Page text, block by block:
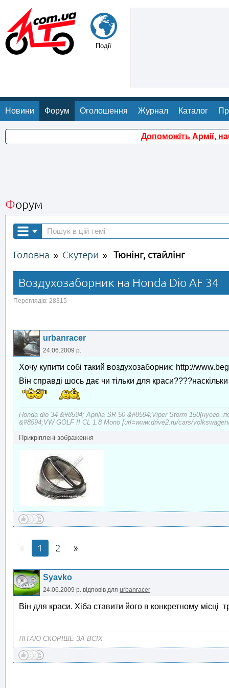
Події
Новини Форум Оголошення Журнал Каталог
Допоможіть Армії,
Форум
Головна » Скутери » Тюнінг, стайлінг
Воздухозаборник на Honda Dio AF 34
Переглядів: 28315
urbanracer
24.06.2009 р.
Хочу купити собі такий воздухозаборник: http://
Він справді шось дає чи тільки для
Honda dio 34 &#8594; Aprilia SR 50 &#8594;Viper Storm
&#8594;VW GOLF II CL 1.8 Mono [url=www.drive2.ru/cars/
Прикріплені зображення
1 2
Syavko
24.06.2009 р. відповів для urbanracer
Він для краси. Хіба ставити його в конкретному місці
ЛІТАЮ СКОРІШЕ ЗА ВСІХ